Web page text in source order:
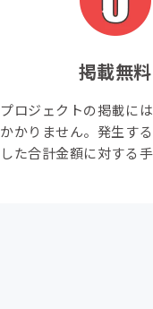
掲載無料
プロジェクトの掲載に
かかりません。発生す
した合計金額に対する手